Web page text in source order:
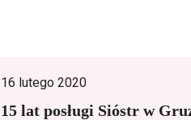
16 lutego 2020
15 lat posługi Sióstr w